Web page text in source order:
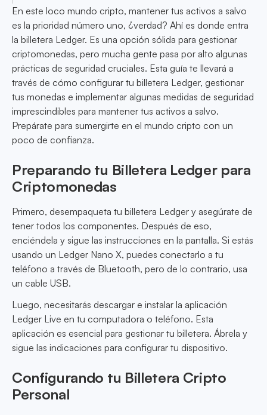
En este loco mundo cripto, mantener tus activos a salvo
es la prioridad número uno, ¿verdad? Ahí es donde entra
la billetera Ledger. Es una opción sólida para gestionar
criptomonedas, pero mucha gente pasa por alto algunas
prácticas de seguridad cruciales. Esta guía te llevará a
través de cómo configurar tu billetera Ledger, gestionar
tus monedas e implementar algunas medidas de seguridad
imprescindibles para mantener tus activos a salvo.
Prepárate para sumergirte en el mundo cripto con un
poco de confianza.
Preparando tu Billetera Ledger para
Criptomonedas
Primero, desempaqueta tu billetera Ledger y asegúrate de
tener todos los componentes. Después de eso,
enciéndela y sigue las instrucciones en la pantalla. Si estás
usando un Ledger Nano X, puedes conectarlo a tu
teléfono a través de Bluetooth, pero de lo contrario, usa
un cable USB.
Luego, necesitarás descargar e instalar la aplicación
Ledger Live en tu computadora o teléfono. Esta
aplicación es esencial para gestionar tu billetera. Ábrela y
sigue las indicaciones para configurar tu dispositivo.
Configurando tu Billetera Cripto
Personal